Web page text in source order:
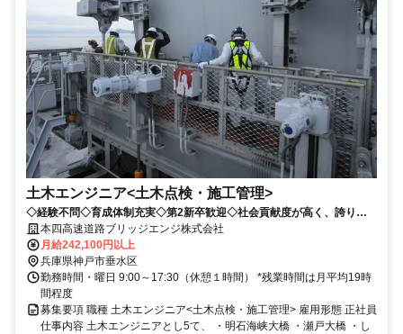
土木エンジニア<土木点検・施工管理>
◇経験不問◇育成体制充実◇第2新卒歓迎◇社会貢献度が高く、誇りを
もって取り組める仕事です！
本四高速道路ブリッジエンジ株式会社
月給242,100円以上
兵庫県神戸市垂水区
勤務時間・曜日 9:00～17:30（休憩１時間） *残業時間は月平均19時
間程度
募集要項 職種 土木エンジニア<土木点検・施工管理> 雇用形態 正社員
仕事内容 土木エンジニアとし5て、 ・明石海峡大橋 ・瀬戸大橋 ・し